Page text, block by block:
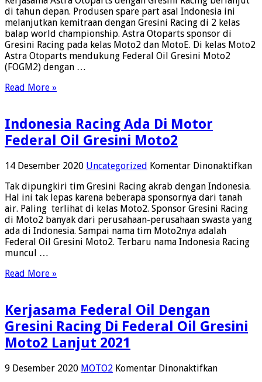
Lanjutkan
Kemitraan
Bersama
Gresini
Racing
di tahun depan. Produsen spare part asal Indonesia ini
melanjutkan kemitraan dengan Gresini Racing di 2 kelas
balap world championship. Astra Otoparts sponsor di
Gresini Racing pada kelas Moto2 dan MotoE. Di kelas Moto2
Astra Otoparts mendukung Federal Oil Gresini Moto2
(FOGM2) dengan …
Read More »
Indonesia Racing Ada Di Motor
Federal Oil Gresini Moto2
14 Desember 2020 Uncategorized Komentar Dinonaktifkan
Tak dipungkiri tim Gresini Racing akrab dengan Indonesia.
Hal ini tak lepas karena beberapa sponsornya dari tanah
air. Paling terlihat di kelas Moto2. Sponsor Gresini Racing
di Moto2 banyak dari perusahaan-perusahaan swasta yang
ada di Indonesia. Sampai nama tim Moto2nya adalah
Federal Oil Gresini Moto2. Terbaru nama Indonesia Racing
muncul …
Read More »
Kerjasama Federal Oil Dengan
Gresini Racing Di Federal Oil Gresini
Moto2 Lanjut 2021
9 Desember 2020 MOTO2 Komentar Dinonaktifkanpada